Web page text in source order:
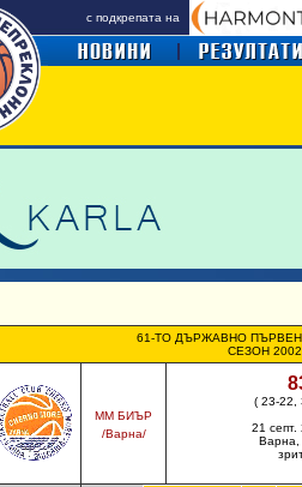
с подкрепата на
61-ТО ДЪРЖАВНО
СЕЗОН
ММ БИЪР
/Варна/
( 23-22,
21 септ.